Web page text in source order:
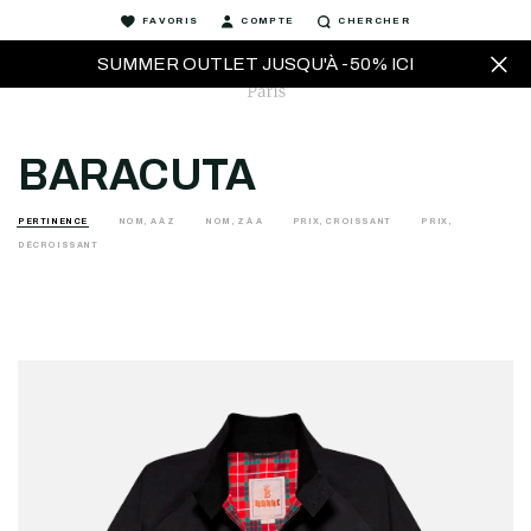
SUMMER OUTLET JUSQU'À -50% ICI
FAVORIS COMPTE CHERCHER
BARACUTA
PERTINENCE NOM, A À Z NOM, Z À A PRIX, CROISSANT PRIX,
DÉCROISSANT